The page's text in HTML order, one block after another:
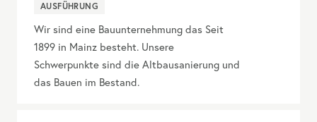
AUSFÜHRUNG
Wir sind eine Bauunternehmung das Seit
1899 in Mainz besteht. Unsere
Schwerpunkte sind die Altbausanierung und
das Bauen im Bestand.